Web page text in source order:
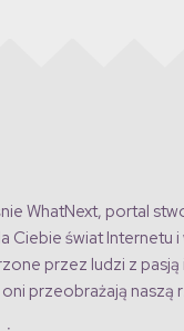
WhatNext, portal
Ciebie świat
przez ludzi z
przeobrażają naszą